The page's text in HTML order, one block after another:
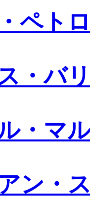
ペト
・バ
・マ
ン・